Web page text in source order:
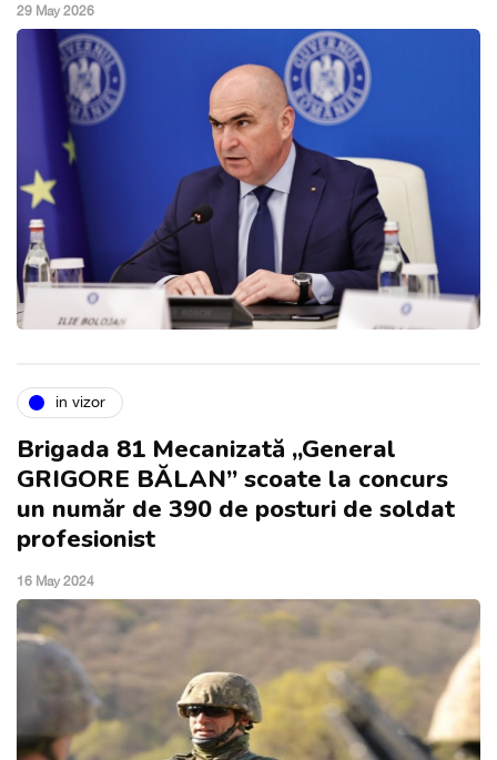
29 May 2026
in vizor
Brigada 81 Mecanizată ,,General
GRIGORE BĂLAN” scoate la concurs
un număr de 390 de posturi de soldat
profesionist
16 May 2024